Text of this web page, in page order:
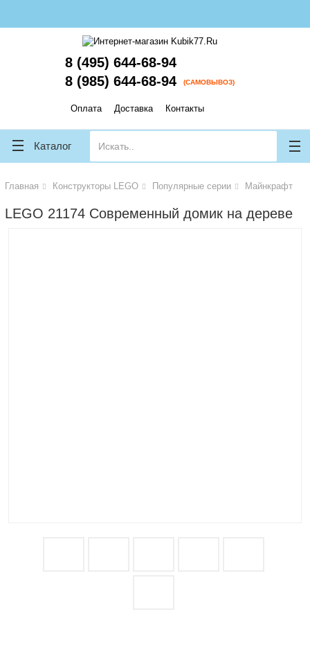
8 (495) 644-68-94
8 (985) 644-68-94
(САМОВЫВОЗ)
Оплата Доставка Контакты
Каталог
Главная Конструкторы LEGO Популярные серии Майнкрафт
LEGO 21174 Современный домик на дереве